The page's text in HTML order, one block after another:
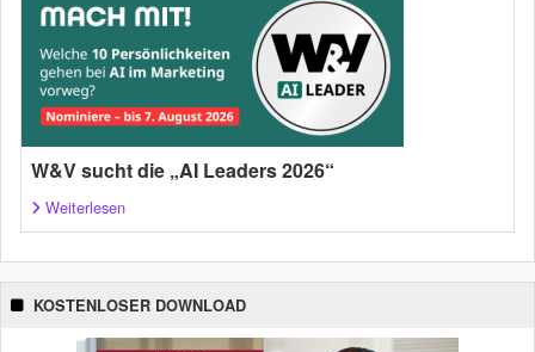
W&V sucht die „AI Leaders 2026“
Weiterlesen
KOSTENLOSER DOWNLOAD